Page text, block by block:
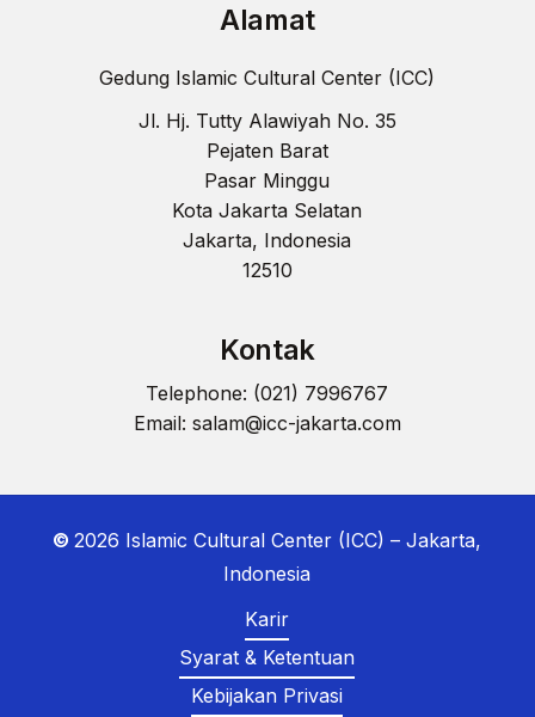
Alamat
Gedung Islamic Cultural Center (ICC)
Jl. Hj. Tutty Alawiyah No. 35
Pejaten Barat
Pasar Minggu
Kota Jakarta Selatan
Jakarta, Indonesia
12510
Kontak
Telephone: (021) 7996767
Email: salam@icc-jakarta.com
©2026 Islamic Cultural Center (ICC) – Jakarta,
Indonesia
Karir
Syarat & Ketentuan
Kebijakan Privasi